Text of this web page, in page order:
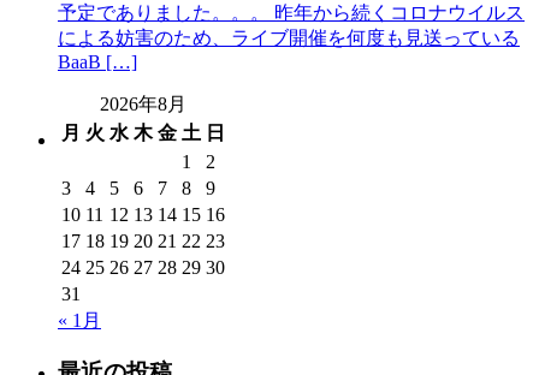
予定でありました。。。 昨年から続くコロナウイルス
による妨害のため、ライブ開催を何度も見送っている
BaaB […]
2026年8月
月 火 水 木 金 土 日
1
2
3
4 5 6 7 8
9
10 11 12 13 14 15 16
17 18 19 20 21 22 23
24 25 26 27 28 29 30
31
« 1月